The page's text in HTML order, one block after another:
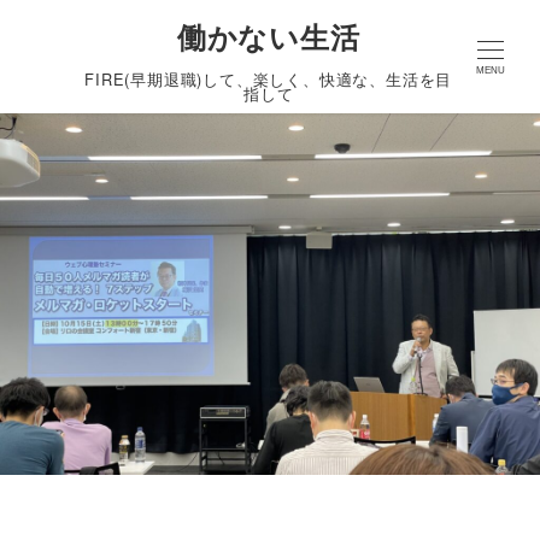
働かない生活
FIRE(早期退職)して、楽しく、快適な、生活を目
指して
MENU